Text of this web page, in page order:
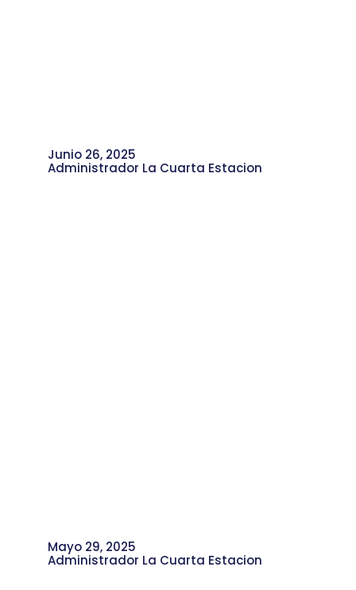
Junio 26, 2025
Administrador La Cuarta Estacion
Mayo 29, 2025
Administrador La Cuarta Estacion